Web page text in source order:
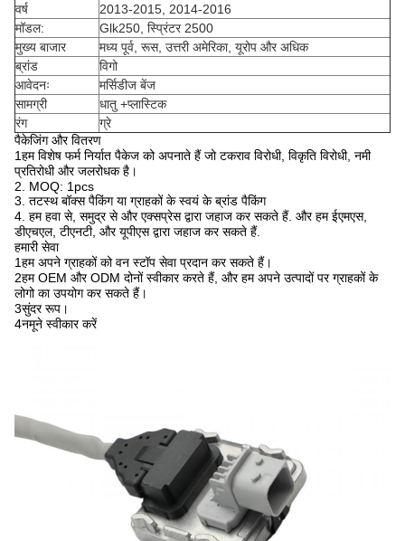
वर्ष
2013-2015, 2014-2016
मॉडल:
Glk250, स्प्रिंटर 2500
मुख्य बाजार
मध्य पूर्व, रूस, उत्तरी अमेरिका, यूरोप और अधिक
ब्रांड
विगो
आवेदनः
मर्सिडीज बेंज
सामग्री
धातु +प्लास्टिक
रंग
ग्रे
पैकेजिंग और वितरण
1हम विशेष फर्म निर्यात पैकेज को अपनाते हैं जो टकराव विरोधी, विकृति विरोधी, नमी
प्रतिरोधी और जलरोधक है।
2. MOQ: 1pcs
3. तटस्थ बॉक्स पैकिंग या ग्राहकों के स्वयं के ब्रांड पैकिंग
4. हम हवा से, समुद्र से और एक्सप्रेस द्वारा जहाज कर सकते हैं. और हम ईएमएस,
डीएचएल, टीएनटी, और यूपीएस द्वारा जहाज कर सकते हैं.
हमारी सेवा
1हम अपने ग्राहकों को वन स्टॉप सेवा प्रदान कर सकते हैं।
2हम OEM और ODM दोनों स्वीकार करते हैं, और हम अपने उत्पादों पर ग्राहकों के
लोगो का उपयोग कर सकते हैं।
3सुंदर रूप।
4नमूने स्वीकार करें